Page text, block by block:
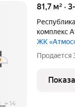
+ 14
81,7 м²
комплекс
ЖК
Продается